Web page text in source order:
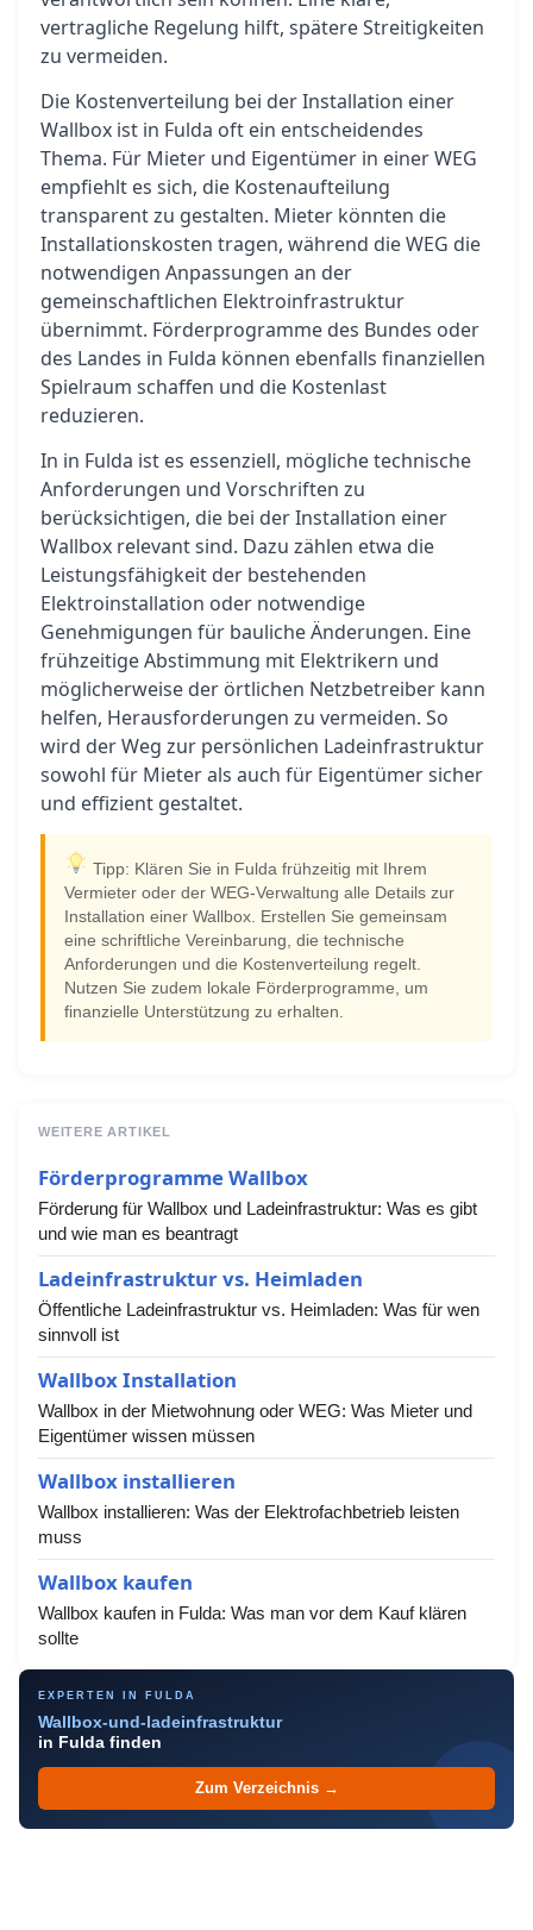
vertragliche Regelung hilft, spätere Streitigkeiten
zu vermeiden.
Die Kostenverteilung bei der Installation einer
Wallbox ist in Fulda oft ein entscheidendes
Thema. Für Mieter und Eigentümer in einer WEG
empfiehlt es sich, die Kostenaufteilung
transparent zu gestalten. Mieter könnten die
Installationskosten tragen, während die WEG die
notwendigen Anpassungen an der
gemeinschaftlichen Elektroinfrastruktur
übernimmt. Förderprogramme des Bundes oder
des Landes in Fulda können ebenfalls finanziellen
Spielraum schaffen und die Kostenlast
reduzieren.
In in Fulda ist es essenziell, mögliche technische
Anforderungen und Vorschriften zu
berücksichtigen, die bei der Installation einer
Wallbox relevant sind. Dazu zählen etwa die
Leistungsfähigkeit der bestehenden
Elektroinstallation oder notwendige
Genehmigungen für bauliche Änderungen. Eine
frühzeitige Abstimmung mit Elektrikern und
möglicherweise der örtlichen Netzbetreiber kann
helfen, Herausforderungen zu vermeiden. So
wird der Weg zur persönlichen Ladeinfrastruktur
sowohl für Mieter als auch für Eigentümer sicher
und effizient gestaltet.
Tipp: Klären Sie in Fulda frühzeitig mit Ihrem
Vermieter oder der WEG-Verwaltung alle Details zur
Installation einer Wallbox. Erstellen Sie gemeinsam
eine schriftliche Vereinbarung, die technische
Anforderungen und die Kostenverteilung regelt.
Nutzen Sie zudem lokale Förderprogramme, um
finanzielle Unterstützung zu erhalten.
WEITERE ARTIKEL
Förderprogramme Wallbox
Förderung für Wallbox und Ladeinfrastruktur: Was es gibt
und wie man es beantragt
Ladeinfrastruktur vs. Heimladen
Öffentliche Ladeinfrastruktur vs. Heimladen: Was für wen
sinnvoll ist
Wallbox Installation
Wallbox in der Mietwohnung oder WEG: Was Mieter und
Eigentümer wissen müssen
Wallbox installieren
Wallbox installieren: Was der Elektrofachbetrieb leisten
muss
Wallbox kaufen
Wallbox kaufen in Fulda: Was man vor dem Kauf klären
sollte
EXPERTEN IN FULDA
Wallbox-und-ladeinfrastruktur
in Fulda finden
Zum Verzeichnis →